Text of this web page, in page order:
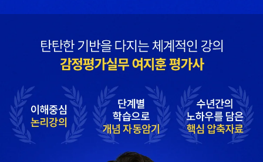
합격생 한*철님 합격생 류*운님
해커스 강사분들의
수업의 퀄리티가
타학원들과 비교하여
남다르다고
해커스 박지혜
평가사님께서 매 수업
내내 꼼꼼하게
첨삭해주셔서 도움이
많이 되었습니다.